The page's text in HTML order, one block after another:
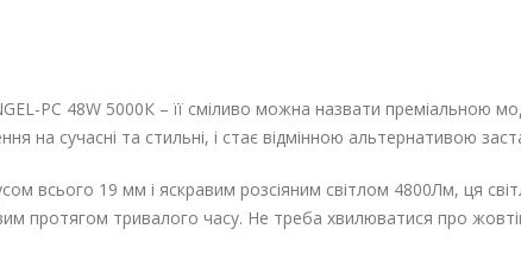
PC 48W 5000К – її сміливо можна назвати преміальною
на сучасні та стильні, і стає відмінною альтернативою
всього 19 мм і яскравим розсіяним світлом 4800Лм, ця
протягом тривалого часу. Не треба хвилюватися про